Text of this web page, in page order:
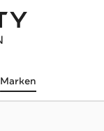
Marken